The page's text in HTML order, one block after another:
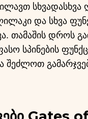
და სხვა
თამაშის დროს
სპინების
შეძლოთ